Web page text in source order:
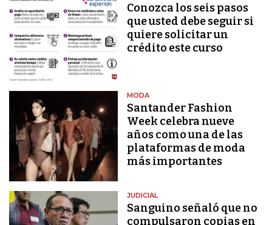
Conozca los seis pasos
que usted debe seguir si
quiere solicitar un
crédito este curso
MODA
Santander Fashion
Week celebra nueve
años como una de las
plataformas de moda
más importantes
JUDICIAL
Sanguino señaló que no
compulsaron copias en